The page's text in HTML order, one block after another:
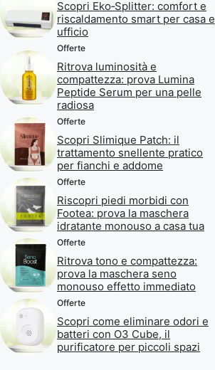
Scopri Eko‑Splitter: comfort e
riscaldamento smart per casa e
ufficio
Offerte
Ritrova luminosità e
compattezza: prova Lumina
Peptide Serum per una pelle
radiosa
Offerte
Scopri Slimique Patch: il
trattamento snellente pratico
per fianchi e addome
Offerte
Riscopri piedi morbidi con
Footea: prova la maschera
idratante monouso a casa tua
Offerte
Ritrova tono e compattezza:
prova la maschera seno
monouso effetto immediato
Offerte
Scopri come eliminare odori e
batteri con O3 Cube, il
purificatore per piccoli spazi